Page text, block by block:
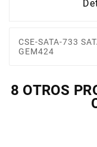
CSE-SATA-733
GEM424
8 OTROS